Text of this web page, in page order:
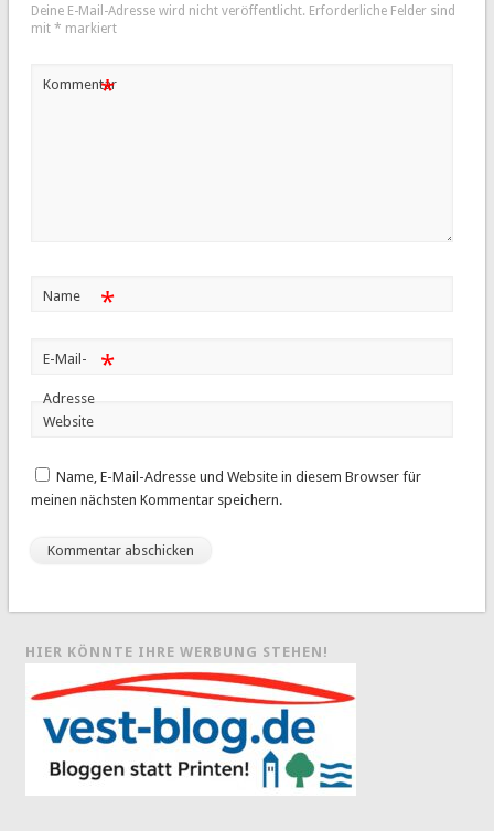
Deine E-Mail-Adresse wird nicht veröffentlicht. Erforderliche Felder sind
mit * markiert
Kommentar
*
Name *
E-Mail-
Adresse
*
Website
Name, E-Mail-Adresse und Website in diesem Browser für
meinen nächsten Kommentar speichern.
HIER KÖNNTE IHRE WERBUNG STEHEN!